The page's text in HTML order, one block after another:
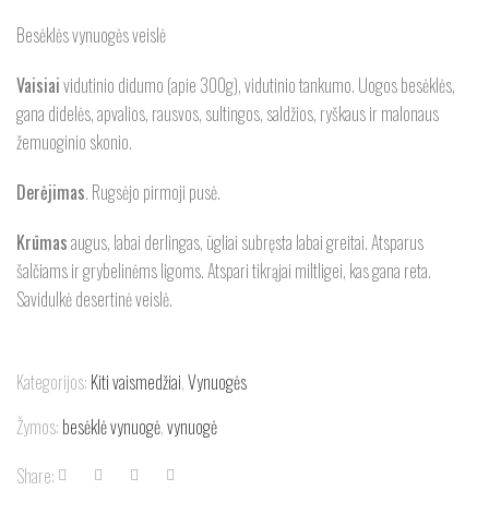
Besėklės vynuogės veislė
Vaisiaividutinio didumo (apie 300g), vidutinio tankumo. Uogos besėklės,
gana didelės, apvalios, rausvos, sultingos, saldžios, ryškaus ir malonaus
žemuoginio skonio.
Derėjimas. Rugsėjo pirmoji pusė.
Krūmasaugus, labai derlingas, ūgliai subręsta labai greitai. Atsparus
šalčiams ir grybelinėms ligoms. Atspari tikrąjai miltligei, kas gana reta.
Savidulkė desertinė veislė.
Kategorijos: Kiti vaismedžiai,Vynuogės
Žymos: besėklė vynuogė,vynuogė
Share: